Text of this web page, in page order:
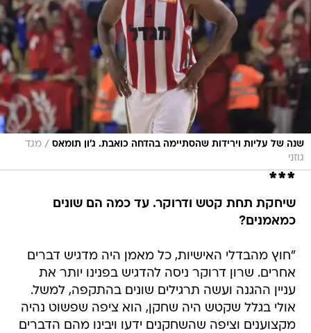
שנה של עליות וירידות שהסתיימה בהדחה כואבת. ג'ון תומאס / מגד
גוזני
***
שיחקת תחת קטש ודרוקר. עד כמה הם שונים
כמאמנים?
"חוץ מהבדלי האישיות, כל מאמן היה מדגיש דברים
אחרים. שרון דרוקר ניסה להדגיש בפנינו יותר את
עניין ההגנה ועשה תרגילים שונים בהתקפה, למשל.
אולי בגלל שקטש היה שחקן, הוא ציפה שפשוט נהיה
מקצוענים וציפה שהשחקנים ידעו ויבינו מהם הדברים